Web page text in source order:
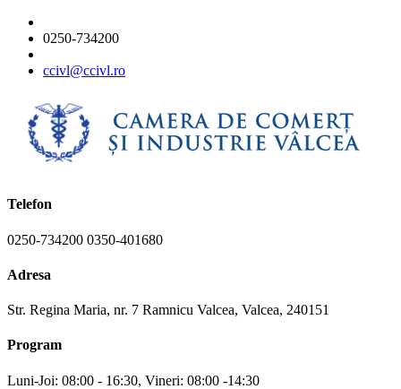
0250-734200
ccivl@ccivl.ro
Telefon
0250-734200 0350-401680
Adresa
Str. Regina Maria, nr. 7 Ramnicu Valcea, Valcea, 240151
Program
Luni-Joi: 08:00 - 16:30, Vineri: 08:00 -14:30